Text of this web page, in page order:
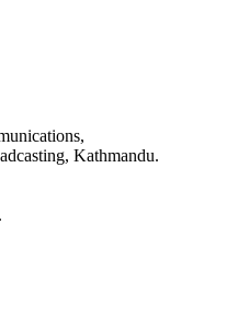
Kathmandu.